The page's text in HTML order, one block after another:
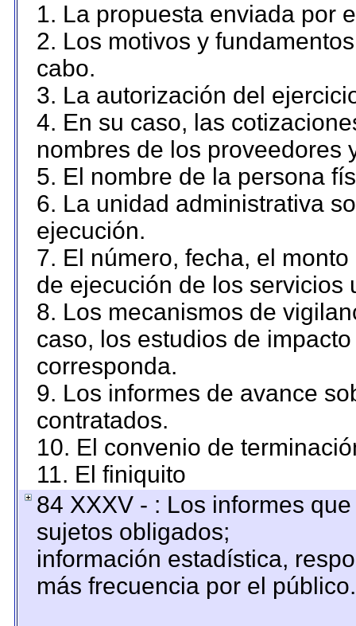
1. La propuesta enviada por
2. Los motivos y
cabo.
3. La autorización del
4. En su caso, las
nombres de los proveedores
5. El nombre de la persona
6. La unidad administrativa
ejecución.
7. El número, fecha, el
de ejecución de los servicios
8. Los mecanismos de
caso, los estudios de
corresponda.
9. Los informes de avance
contratados.
10. El convenio de
11. El finiquito
84 XXXV - : Los informes
sujetos obligados;
información estadística,
más frecuencia por el público.